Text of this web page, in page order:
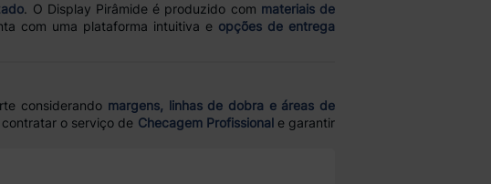
. O Display Pirâmide é produzido com materiais de
com uma plataforma intuitiva e opções de entrega
considerando margens, linhas de dobra e áreas de
o serviço de Checagem Profissionale garantir